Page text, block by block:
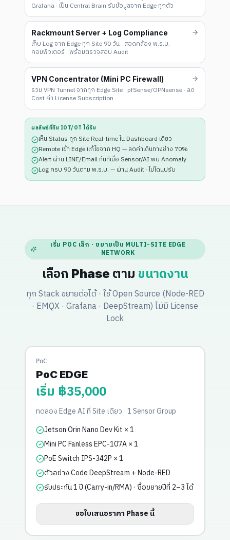
Grafana · เป็น Central Brain รับข้อมูลจาก Edge ทุกตัว
Rackmount Server + Log Compliance
เก็บ Log จาก Edge ทุก Site 90 วัน · สอดคล้อง พ.ร.บ.
คอมพิวเตอร์ · พร้อมตรวจสอบ Audit
VPN Concentrator (Mini PC Firewall)
รวม VPN Tunnel จากทุก Edge Site · pfSense/OPNsense · ลด
Cost ค่า License Subscription
ผลลัพธ์ที่ทีม IOT/OT ได้รับ
เห็น Status ทุก Site Real-time ใน Dashboard เดียว
Remote เข้า Edge แก้ไขจาก HQ — ลดค่าเดินทางช่าง 70%
Alert ผ่าน LINE/Email ทันทีเมื่อ Sensor/AI พบ Anomaly
Log ครบ 90 วันตาม พ.ร.บ. — ผ่าน Audit · ไม่โดนปรับ
เริ่ม POC เล็ก · ขยายเป็น MULTI-SITE EDGE
NETWORK
เลือก Phase ตาม ขนาดงาน
ทุก Stack ขยายต่อได้ · ใช้ Open Source (Node-RED
· EMQX · Grafana · DeepStream) ไม่มี License
Lock
PoC
PoC EDGE
เริ่ม ฿35,000
ทดลอง Edge AI ที่ Site เดียว · 1 Sensor Group
Jetson Orin Nano Dev Kit × 1
Mini PC Fanless EPC-107A × 1
PoE Switch IPS-342P × 1
ตัวอย่าง Code DeepStream + Node-RED
รับประกัน 1 ปี (Carry-in/RMA) · ซื้อขยายปีที่ 2–3 ได้
ขอใบเสนอราคา Phase นี้